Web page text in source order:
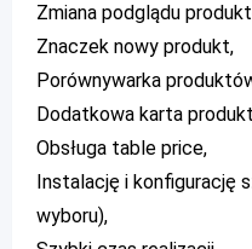
Zmiana podglądu
Znaczek nowy produkt,
Porównywarka
Dodatkowa karta
Obsługa table price,
Instalację i konfigurację
wyboru),